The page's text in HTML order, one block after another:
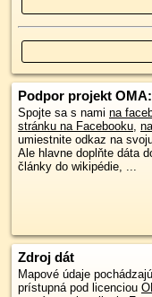
Podpor projekt OMA:
Spojte sa s nami na
stránku na Facebooku,
umiestnite odkaz na
Ale hlavne doplňte dáta
články do wikipédie, ...
Zdroj dát
Mapové údaje
prístupná pod licenciou